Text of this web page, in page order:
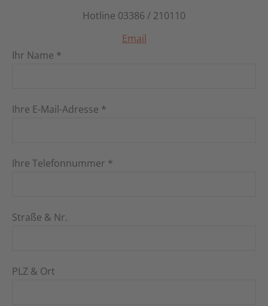
Hotline 03386 / 210110
Email
Ihr Name *
Ihre E-Mail-Adresse *
Ihre Telefonnummer *
Straße & Nr.
PLZ & Ort